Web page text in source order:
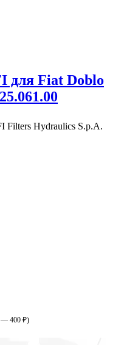
для Fiat Doblo
Hydraulics S.p.A.
— 400 ₽)